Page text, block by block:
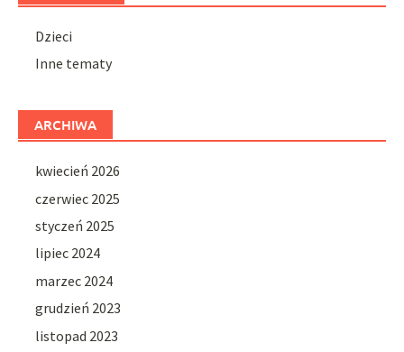
Dzieci
Inne tematy
ARCHIWA
kwiecień 2026
czerwiec 2025
styczeń 2025
lipiec 2024
marzec 2024
grudzień 2023
listopad 2023